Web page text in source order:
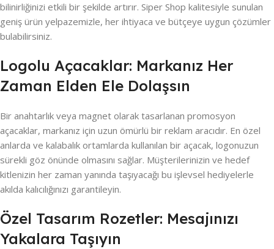
bilinirliğinizi etkili bir şekilde artırır. Siper Shop kalitesiyle sunulan
geniş ürün yelpazemizle, her ihtiyaca ve bütçeye uygun çözümler
bulabilirsiniz.
Logolu Açacaklar: Markanız Her
Zaman Elden Ele Dolaşsın
Bir anahtarlık veya magnet olarak tasarlanan promosyon
açacaklar, markanız için uzun ömürlü bir reklam aracıdır. En özel
anlarda ve kalabalık ortamlarda kullanılan bir açacak, logonuzun
sürekli göz önünde olmasını sağlar. Müşterilerinizin ve hedef
kitlenizin her zaman yanında taşıyacağı bu işlevsel hediyelerle
akılda kalıcılığınızı garantileyin.
Özel Tasarım Rozetler: Mesajınızı
Yakalara Taşıyın